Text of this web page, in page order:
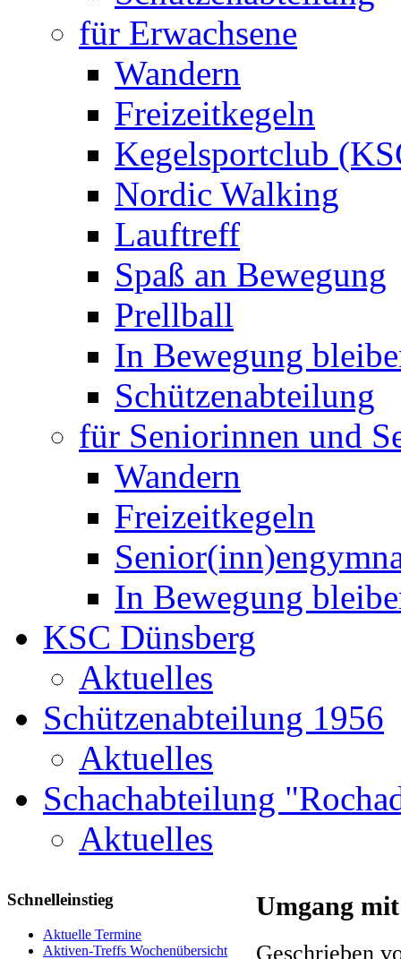
für Erwachsene
Wandern
Freizeitkegeln
Kegelsportclub
Nordic Walking
Lauftreff
Spaß an Bewegung
Prellball
In Bewegung
Schützenabteilung
für Seniorinnen und
Wandern
Freizeitkegeln
In Bewegung
KSC Dünsberg
Aktuelles
Schützenabteilung 1956
Aktuelles
Schachabteilung
Aktuelles
Umgang
Geschrieben
Schnelleinstieg
Aktuelle Termine
Aktiven-Treffs Wochenübersicht